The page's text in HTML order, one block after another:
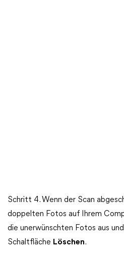
Schritt 4. Wenn der Scan
doppelten Fotos auf Ihrem
die unerwünschten Fotos aus
Schaltfläche Löschen.